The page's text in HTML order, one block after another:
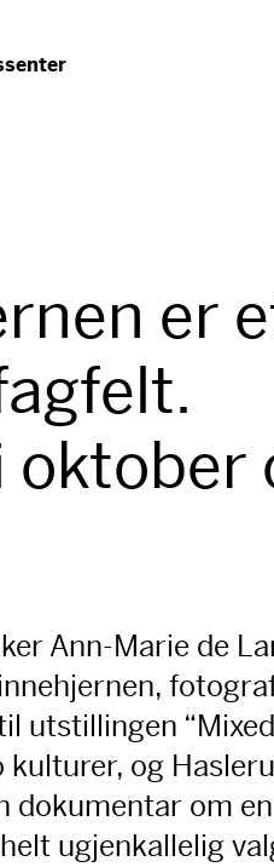
er
oktober
Ann-Marie de
utstillingen
og
dokumentar om
ugjenkallelig